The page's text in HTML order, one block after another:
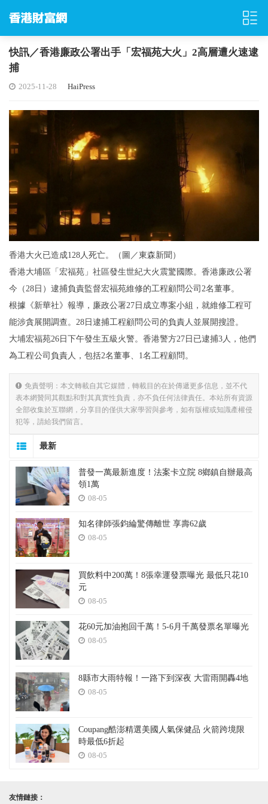
快訊／香港廉政公署出手「宏福苑大火」2高層遭火速逮
捕
2025-11-28 HaiPress
香港大火已造成128人死亡。（圖／東森新聞）
香港大埔區「宏福苑」社區發生世紀大火震驚國際。香港廉政公署
今（28日）逮捕負責監督宏福苑維修的工程顧問公司2名董事。
根據《新華社》報導，廉政公署27日成立專案小組，就維修工程可
能涉貪展開調查。28日逮捕工程顧問公司的負責人並展開搜證。
大埔宏福苑26日下午發生五級火警。香港警方27日已逮捕3人，他們
為工程公司負責人，包括2名董事、1名工程顧問。
免責聲明：本文轉載自其它媒體，轉載目的在於傳遞更多信息，並不代
表本網贊同其觀點和對其真實性負責，亦不負任何法律責任。本站所有資源
全部收集於互聯網，分享目的僅供大家學習與參考，如有版權或知識產權侵
犯等，請給我們留言。
最新
普發一萬最新進度！法案卡立院 8鄉鎮自辦最高
領1萬
08-05
知名律師張鈞綸驚傳離世 享壽62歲
08-05
買飲料中200萬！8張幸運發票曝光 最低只花10
元
08-05
花60元加油抱回千萬！5-6月千萬發票名單曝光
08-05
8縣市大雨特報！一路下到深夜 大雷雨開轟4地
08-05
Coupang酷澎精選美國人氣保健品 火箭跨境限
時最低6折起
08-05
友情鏈接：